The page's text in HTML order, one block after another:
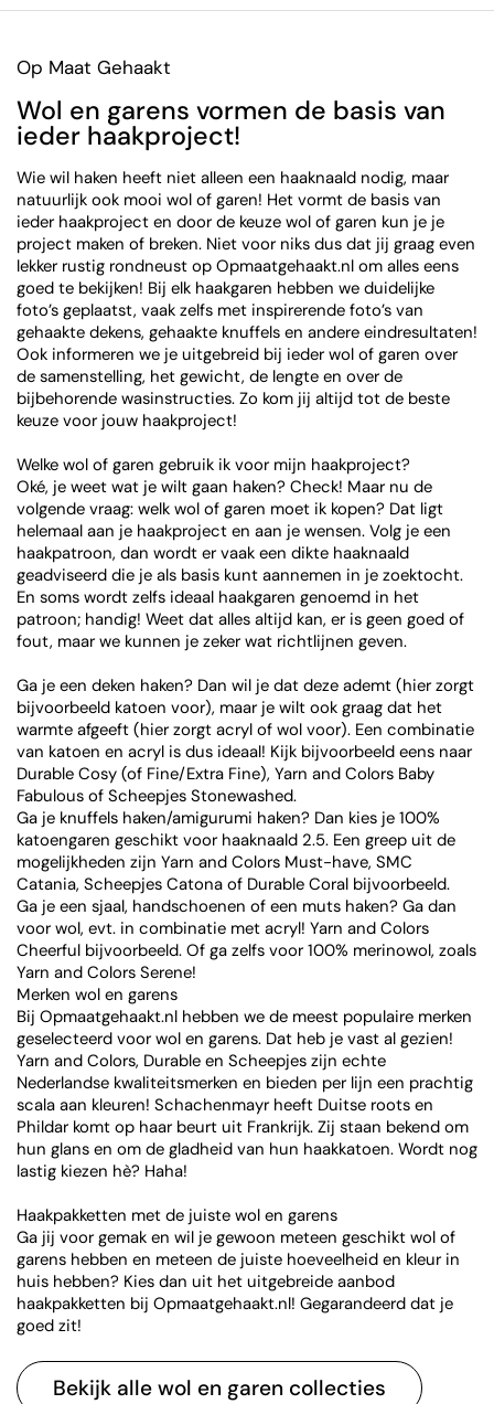
Op Maat Gehaakt
Wol en garens vormen de basis van
ieder haakproject!
Wie wil haken heeft niet alleen een haaknaald nodig, maar
natuurlijk ook mooi wol of garen! Het vormt de basis van
ieder haakproject en door de keuze wol of garen kun je je
project maken of breken. Niet voor niks dus dat jij graag even
lekker rustig rondneust op Opmaatgehaakt.nl om alles eens
goed te bekijken! Bij elk haakgaren hebben we duidelijke
foto’s geplaatst, vaak zelfs met inspirerende foto’s van
gehaakte dekens, gehaakte knuffels en andere eindresultaten!
Ook informeren we je uitgebreid bij ieder wol of garen over
de samenstelling, het gewicht, de lengte en over de
bijbehorende wasinstructies. Zo kom jij altijd tot de beste
keuze voor jouw haakproject!
Welke wol of garen gebruik ik voor mijn haakproject?
Oké, je weet wat je wilt gaan haken? Check! Maar nu de
volgende vraag: welk wol of garen moet ik kopen? Dat ligt
helemaal aan je haakproject en aan je wensen. Volg je een
haakpatroon, dan wordt er vaak een dikte haaknaald
geadviseerd die je als basis kunt aannemen in je zoektocht.
En soms wordt zelfs ideaal haakgaren genoemd in het
patroon; handig! Weet dat alles altijd kan, er is geen goed of
fout, maar we kunnen je zeker wat richtlijnen geven.
Ga je een deken haken? Dan wil je dat deze ademt (hier zorgt
bijvoorbeeld katoen voor), maar je wilt ook graag dat het
warmte afgeeft (hier zorgt acryl of wol voor). Een combinatie
van katoen en acryl is dus ideaal! Kijk bijvoorbeeld eens naar
Durable Cosy (of Fine/Extra Fine), Yarn and Colors Baby
Fabulous of Scheepjes Stonewashed.
Ga je knuffels haken/amigurumi haken? Dan kies je 100%
katoengaren geschikt voor haaknaald 2.5. Een greep uit de
mogelijkheden zijn Yarn and Colors Must-have, SMC
Catania, Scheepjes Catona of Durable Coral bijvoorbeeld.
Ga je een sjaal, handschoenen of een muts haken? Ga dan
voor wol, evt. in combinatie met acryl! Yarn and Colors
Cheerful bijvoorbeeld. Of ga zelfs voor 100% merinowol, zoals
Yarn and Colors Serene!
Merken wol en garens
Bij Opmaatgehaakt.nl hebben we de meest populaire merken
geselecteerd voor wol en garens. Dat heb je vast al gezien!
Yarn and Colors, Durable en Scheepjes zijn echte
Nederlandse kwaliteitsmerken en bieden per lijn een prachtig
scala aan kleuren! Schachenmayr heeft Duitse roots en
Phildar komt op haar beurt uit Frankrijk. Zij staan bekend om
hun glans en om de gladheid van hun haakkatoen. Wordt nog
lastig kiezen hè? Haha!
Haakpakketten met de juiste wol en garens
Ga jij voor gemak en wil je gewoon meteen geschikt wol of
garens hebben en meteen de juiste hoeveelheid en kleur in
huis hebben? Kies dan uit het uitgebreide aanbod
haakpakketten bij Opmaatgehaakt.nl! Gegarandeerd dat je
goed zit!
Bekijk alle wol en garen collecties